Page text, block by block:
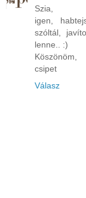
Szia,
igen,
szóltál,
lenne.. :)
Köszönöm,
csipet
Válasz